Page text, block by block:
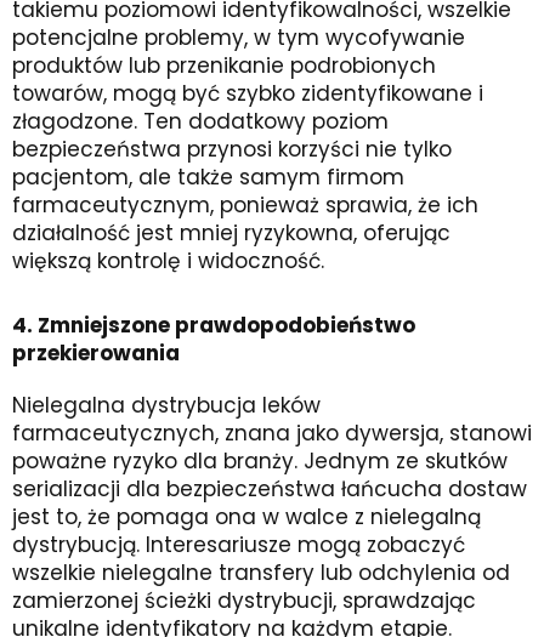
takiemu poziomowi identyfikowalności, wszelkie
potencjalne problemy, w tym wycofywanie
produktów lub przenikanie podrobionych
towarów, mogą być szybko zidentyfikowane i
złagodzone. Ten dodatkowy poziom
bezpieczeństwa przynosi korzyści nie tylko
pacjentom, ale także samym firmom
farmaceutycznym, ponieważ sprawia, że ich
działalność jest mniej ryzykowna, oferując
większą kontrolę i widoczność.
4. Zmniejszone prawdopodobieństwo
przekierowania
Nielegalna dystrybucja leków
farmaceutycznych, znana jako dywersja, stanowi
poważne ryzyko dla branży. Jednym ze skutków
serializacji dla bezpieczeństwa łańcucha dostaw
jest to, że pomaga ona w walce z nielegalną
dystrybucją. Interesariusze mogą zobaczyć
wszelkie nielegalne transfery lub odchylenia od
zamierzonej ścieżki dystrybucji, sprawdzając
unikalne identyfikatory na każdym etapie.